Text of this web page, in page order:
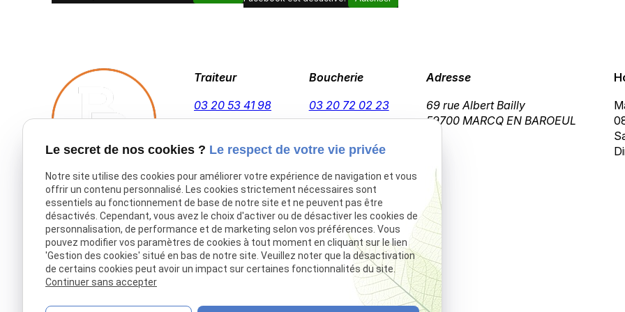
Traiteur
03 20 53 41 98
Boucherie
03 20 72 02 23
Adresse
69 rue Albert Bailly
59700 MARCQ EN BAROEUL
Accueil
Traiteur Delecroix
Boissons professionnels
Boissons particuliers
Location de matériel
Boucherie
Le secret de nos cookies ? Le respect de votre vie privée
Notre site utilise des cookies pour améliorer votre expérience de navigation et vous
offrir un contenu personnalisé. Les cookies strictement nécessaires sont
essentiels au fonctionnement de base de notre site et ne peuvent pas être
désactivés. Cependant, vous avez le choix d'activer ou de désactiver les cookies de
personnalisation, de performance et de marketing selon vos préférences. Vous
pouvez modifier vos paramètres de cookies à tout moment en cliquant sur le lien
'Gestion des cookies' situé en bas de notre site. Veuillez noter que la désactivation
de certains cookies peut avoir un impact sur certaines fonctionnalités du site.
Continuer sans accepter